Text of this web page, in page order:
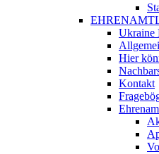
Ukraine
Hier
Kontakt